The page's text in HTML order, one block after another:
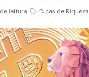
leitura Dicas de Riqueza